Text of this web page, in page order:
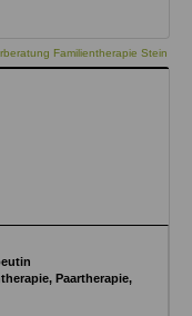
Familientherapie Stein
Paartherapie,